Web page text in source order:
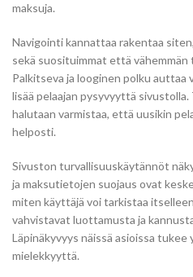
maksuja.
Navigointi kannattaa rakentaa
sekä suosituimmat että
Palkitseva ja looginen polku
lisää pelaajan pysyvyyttä sivustolla.
halutaan varmistaa, että uusikin
helposti.
Sivuston turvallisuuskäytännöt
ja maksutietojen suojaus ovat
miten käyttäjä voi tarkistaa
vahvistavat luottamusta ja
Läpinäkyvyys näissä asioissa
mielekkyyttä.